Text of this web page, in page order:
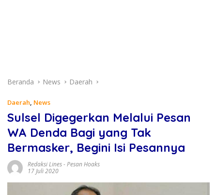
Beranda News Daerah
Daerah, News
Sulsel Digegerkan Melalui Pesan
WA Denda Bagi yang Tak
Bermasker, Begini Isi Pesannya
Redaksi Lines-Pesan Hoaks
17 Juli 2020